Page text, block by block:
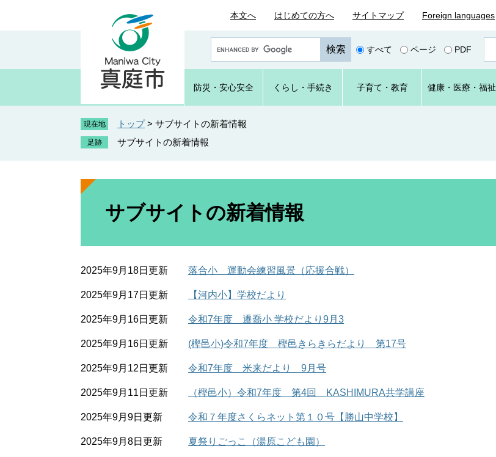
本文へ はじめての方へ サイトマップ Foreign languages
o
e
カ
すべて ページ PDF
ジ
番
号
を
防災・ 安心安全 くらし ・手続き 子育て ・教育 健康・ 医療・ 福祉
現在地 トップ > サブサイトの新着情報
サブサイトの新着情報
本
サブサイトの新着情報
2025年9月18日更新 落合小 運動会練習風景（応援合戦）
2025年9月17日更新 【河内小】学校だより
2025年9月16日更新 令和7年度 遷喬小 学校だより9月3
2025年9月16日更新 (樫邑小)令和7年度 樫邑きらきらだより 第17号
2025年9月12日更新 令和7年度 米来だより 9月号
2025年9月11日更新 （樫邑小）令和7年度 第4回 KASHIMURA共学講座
2025年9月9日更新 令和７年度さくらネット第１０号【勝山中学校】
2025年9月8日更新 夏祭りごっこ（湯原こども園）